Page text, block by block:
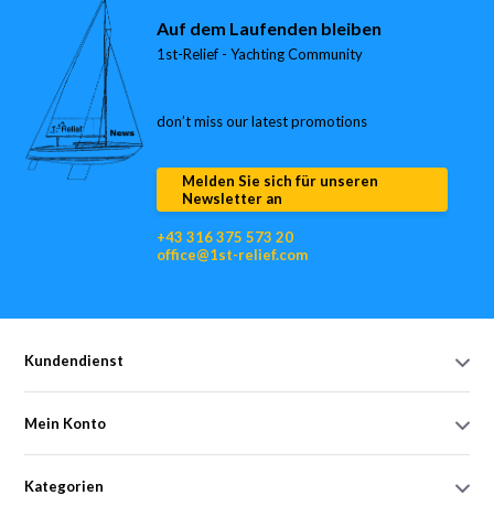
Auf dem Laufenden bleiben
1st-Relief - Yachting Community
don’t miss our latest promotions
Melden Sie sich für unseren
Newsletter an
+43 316 375 573 20
office@1st-relief.com
Kundendienst
Mein Konto
Kategorien